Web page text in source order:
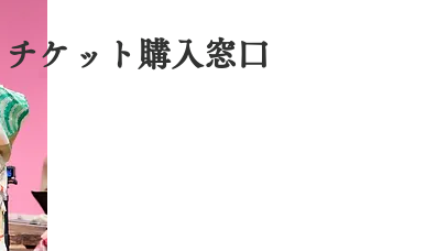
チケット購入窓口